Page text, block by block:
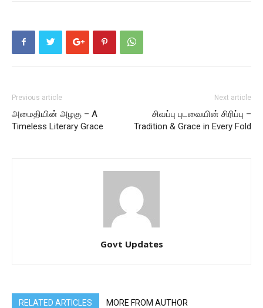
Previous article
அமைதியின் அழகு – A
Timeless Literary Grace
Next article
சிவப்பு புடவையின் சிரிப்பு –
Tradition & Grace in Every Fold
Govt Updates
RELATED ARTICLES MORE FROM AUTHOR